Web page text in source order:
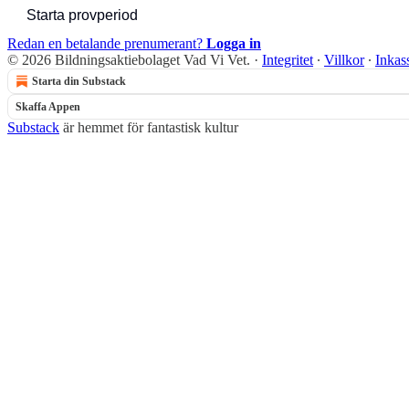
Starta provperiod
Redan en betalande prenumerant? Logga in
© 2026 Bildningsaktiebolaget Vad Vi Vet. · Integritet ∙ Villkor∙
Starta din Substack
Skaffa Appen
Substack är hemmet för fantastisk kultur